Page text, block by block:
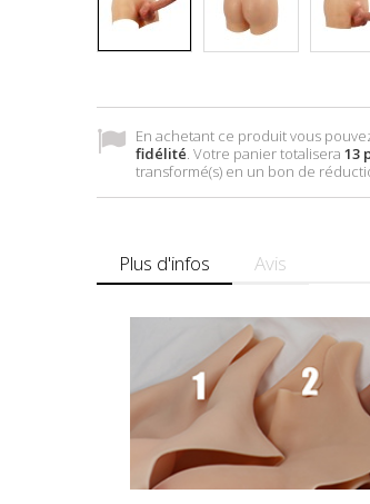
En achetant ce produit vous
fidélité . Votre panier totalisera 13
transformé(s) en un bon de
Plus d'infos Avis